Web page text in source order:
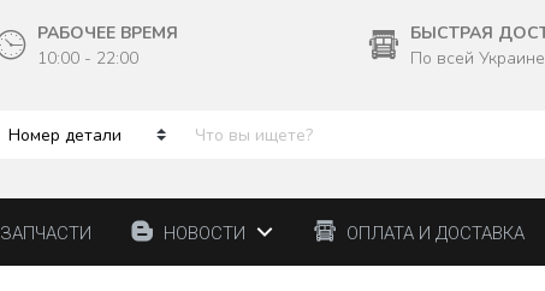
РАБОЧЕЕ ВРЕМЯ
10:00 - 22:00
БЫСТРАЯ
По всей Украине
ЗАПЧАСТИ НОВОСТИ ОПЛАТА И ДОСТАВКА